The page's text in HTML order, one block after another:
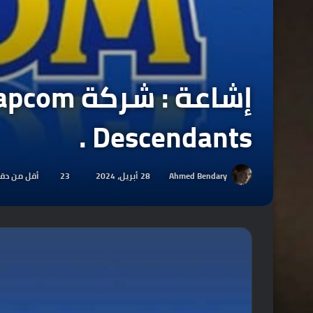
Descendants .
Ahmed Bendary 28 أبريل، 2024 23 أقل من